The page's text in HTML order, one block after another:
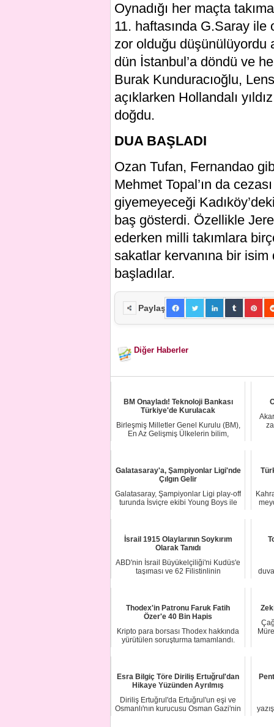
Oynadığı her maçta
11. haftasında G.Saray ile
zor olduğu düşünülüyordu
dün İstanbul’a döndü ve
Burak Kunduracıoğlu,
açıklarken Hollandalı
doğdu.
DUA BAŞLADI
Ozan Tufan, Fernandao
Mehmet Topal’ın da
giyemeyeceği
baş gösterdi. Özellikle
ederken milli takımlara
sakatlar kervanına bir
başladılar.
Paylaş
Diğer Haberler
BM Onayladı! Teknoloji Bankası
Türkiye'de Kurulacak
Birleşmiş Milletler Genel Kurulu (BM),
En Az Gelişmiş Ülkelerin bilim,
Galatasaray'a, Şampiyonlar Ligi'nde
Çılgın Gelir
Galatasaray, Şampiyonlar Ligi play-off
turunda İsviçre ekibi Young Boys ile
İsrail 1915 Olaylarının Soykırım
Olarak Tanıdı
ABD'nin İsrail Büyükelçiliği'ni Kudüs'e
taşıması ve 62 Filistinlinin
Thodex'in Patronu Faruk Fatih
Özer'e 40 Bin Hapis
Kripto para borsası Thodex hakkında
yürütülen soruşturma tamamlandı.
Esra Bilgiç Töre Diriliş Ertuğrul'dan
Hikaye Yüzünden Ayrılmış
Diriliş Ertuğrul'da Ertuğrul'un eşi ve
Osmanlı'nın kurucusu Osman Gazi'nin